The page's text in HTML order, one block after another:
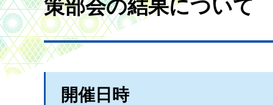
策部会の結果について
開催日時